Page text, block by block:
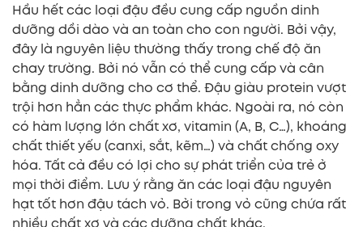
Hầu hết các loại đậu đều cung cấp nguồn dinh
dưỡng dồi dào và an toàn cho con người. Bởi vậy,
đây là nguyên liệu thường thấy trong chế độ ăn
chay trường. Bởi nó vẫn có thể cung cấp và cân
bằng dinh dưỡng cho cơ thể. Đậu giàu protein vượt
trội hơn hẳn các thực phẩm khác. Ngoài ra, nó còn
có hàm lượng lớn chất xơ, vitamin (A, B, C…), khoáng
chất thiết yếu (canxi, sắt, kẽm…) và chất chống oxy
hóa. Tất cả đều có lợi cho sự phát triển của trẻ ở
mọi thời điểm. Lưu ý rằng ăn các loại đậu nguyên
hạt tốt hơn đậu tách vỏ. Bởi trong vỏ cũng chứa rất